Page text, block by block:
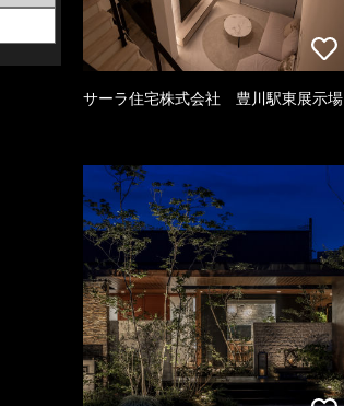
サーラ住宅株式会社 豊川駅東展示場